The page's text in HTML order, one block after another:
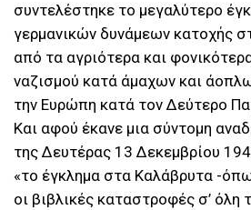
συντελέστηκε το μεγαλύτερο
γερμανικών δυνάμεων κατοχής
από τα αγριότερα και
ναζισμού κατά άμαχων και
την Ευρώπη κατά τον Δεύτερο
Και αφού έκανε μια σύντομη
της Δευτέρας 13 Δεκεμβρίου
«το έγκλημα στα Καλάβρυτα -
οι βιβλικές καταστροφές σ’ όλη